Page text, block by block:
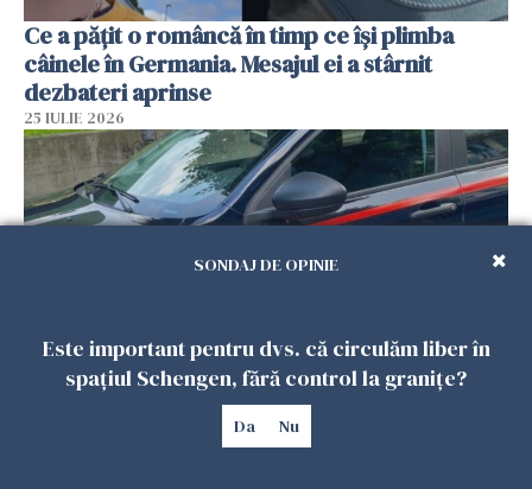
Ce a pățit o româncă în timp ce își plimba
câinele în Germania. Mesajul ei a stârnit
dezbateri aprinse
25 IULIE 2026
Româncă din Italia, acuzată că și-a lăsat copiii
singuri în casă pentru a merge la mall. Vecinii
SONDAJ DE OPINIE
Este important pentru dvs. că circulăm liber în
spațiul Schengen, fără control la granițe?
Da Nu